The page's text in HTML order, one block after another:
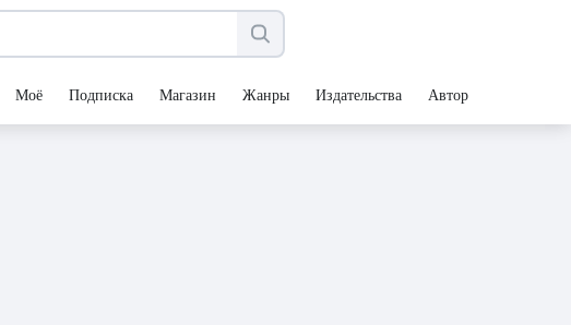
Моё Подписка Магазин Жанры Издательства Авторы